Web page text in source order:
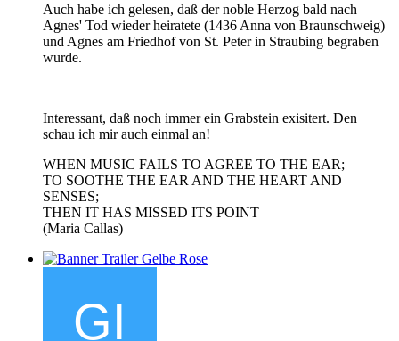
Auch habe ich gelesen, daß der noble Herzog bald nach
Agnes' Tod wieder heiratete (1436 Anna von Braunschweig)
und Agnes am Friedhof von St. Peter in Straubing begraben
wurde.
Interessant, daß noch immer ein Grabstein exisitert. Den
schau ich mir auch einmal an!
WHEN MUSIC FAILS TO AGREE TO THE EAR;
TO SOOTHE THE EAR AND THE HEART AND
SENSES;
THEN IT HAS MISSED ITS POINT
(Maria Callas)